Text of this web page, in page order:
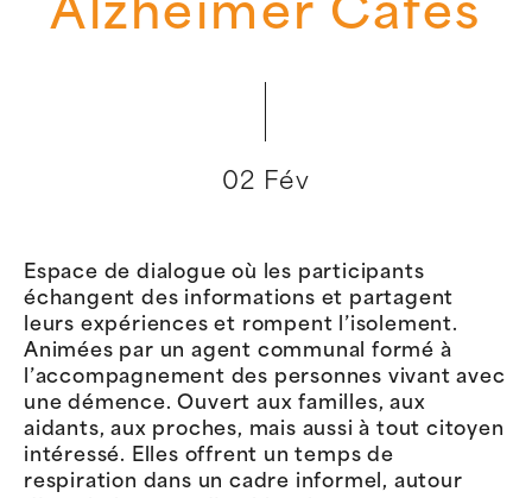
Alzheimer Cafés
02 Fév
Espace de dialogue où les participants
échangent des informations et partagent
leurs expériences et rompent l’isolement.
Animées par un agent communal formé à
l’accompagnement des personnes vivant avec
une démence. Ouvert aux familles, aux
aidants, aux proches, mais aussi à tout citoyen
intéressé. Elles offrent un temps de
respiration dans un cadre informel, autour